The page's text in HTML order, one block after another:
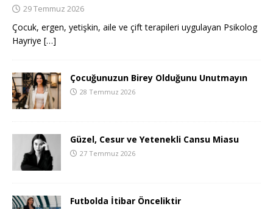
29 Temmuz 2026
Çocuk, ergen, yetişkin, aile ve çift terapileri uygulayan Psikolog
Hayriye […]
Çocuğunuzun Birey Olduğunu Unutmayın
28 Temmuz 2026
Güzel, Cesur ve Yetenekli Cansu Miasu
27 Temmuz 2026
Futbolda İtibar Önceliktir